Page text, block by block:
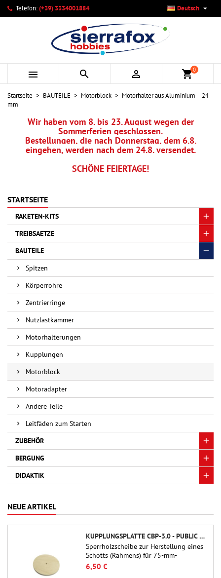
Telefon:(+39) 3334001884 Deutsch 
   shopping_cart0
Startseite BAUTEILE Motorblock
Motorhalter aus Aluminium – 24
mm
Wir haben vom 8. bis 23. August wegen der
Sommerferien geschlossen.
Bestellungen, die nach Donnerstag, dem 6.8.
eingehen, werden nach dem 24.8. versendet.
SCHÖNE FEIERTAGE!
STARTSEITE
RAKETEN-KITS
TREIBSAETZE
BAUTEILE
Spitzen
Körperrohre
Zentrierringe
Nutzlastkammer
Motorhalterungen
Kupplungen
Motorblock
Motoradapter
Andere Teile
Leitfäden zum Starten
ZUBEHÖR
BERGUNG
DIDAKTIK
NEUE ARTIKEL
KUPPLUNGSPLATTE CBP-3.0 - PUBLIC MISSILES LTD.
Sperrholzscheibe zur Herstellung eines
Schotts (Rahmens) für 75-mm-
Rohrkupplungen (PT-3.0/QT-3.0) von
Public Missiles Ltd.
6,50 €
Ihre Wunschlisten ×
Neue Liste anlegen
Wunschliste erstellen ×
Name der Wunschliste
Abbrechen Wunschliste erstellen
Anmelden ×
Sie müssen angemeldet sein, um Artikel Ihrer Wunschliste
hinzufügen zu können.
Abbrechen Anmelden